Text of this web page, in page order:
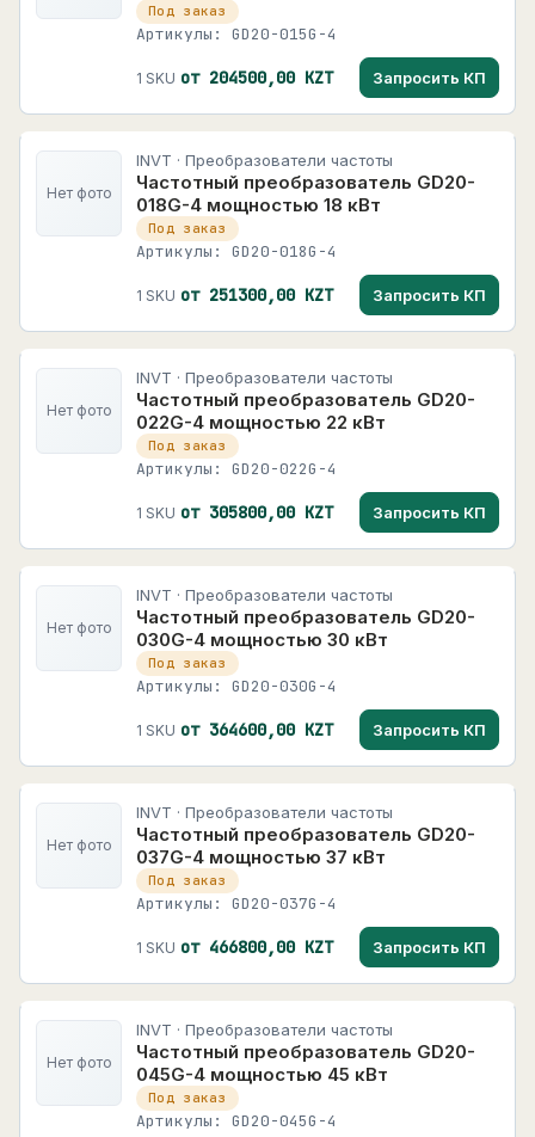
Под заказ
Артикулы: GD20-015G-4
1 SKU от 204500,00 KZT Запросить КП
Нет фото
INVT · Преобразователи частоты
Частотный преобразователь GD20-
018G-4 мощностью 18 кВт
Под заказ
Артикулы: GD20-018G-4
1 SKU от 251300,00 KZT Запросить КП
Нет фото
INVT · Преобразователи частоты
Частотный преобразователь GD20-
022G-4 мощностью 22 кВт
Под заказ
Артикулы: GD20-022G-4
1 SKU от 305800,00 KZT Запросить КП
Нет фото
INVT · Преобразователи частоты
Частотный преобразователь GD20-
030G-4 мощностью 30 кВт
Под заказ
Артикулы: GD20-030G-4
1 SKU от 364600,00 KZT Запросить КП
Нет фото
INVT · Преобразователи частоты
Частотный преобразователь GD20-
037G-4 мощностью 37 кВт
Под заказ
Артикулы: GD20-037G-4
1 SKU от 466800,00 KZT Запросить КП
Нет фото
INVT · Преобразователи частоты
Частотный преобразователь GD20-
045G-4 мощностью 45 кВт
Под заказ
Артикулы: GD20-045G-4